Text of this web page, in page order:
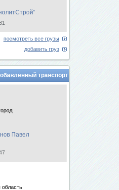
посмотреть все грузы
добавить груз
транспорт
Павел
область